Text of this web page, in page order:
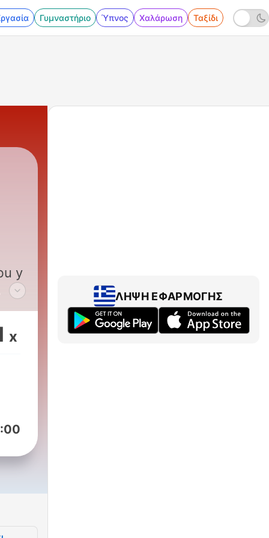
Γυμναστήριο Ύπνος Χαλάρωση Ταξίδι
y
x
ΛΉΨΗ ΕΦΑΡΜΟΓΉΣ